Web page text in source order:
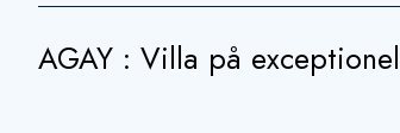
AGAY : Villa på